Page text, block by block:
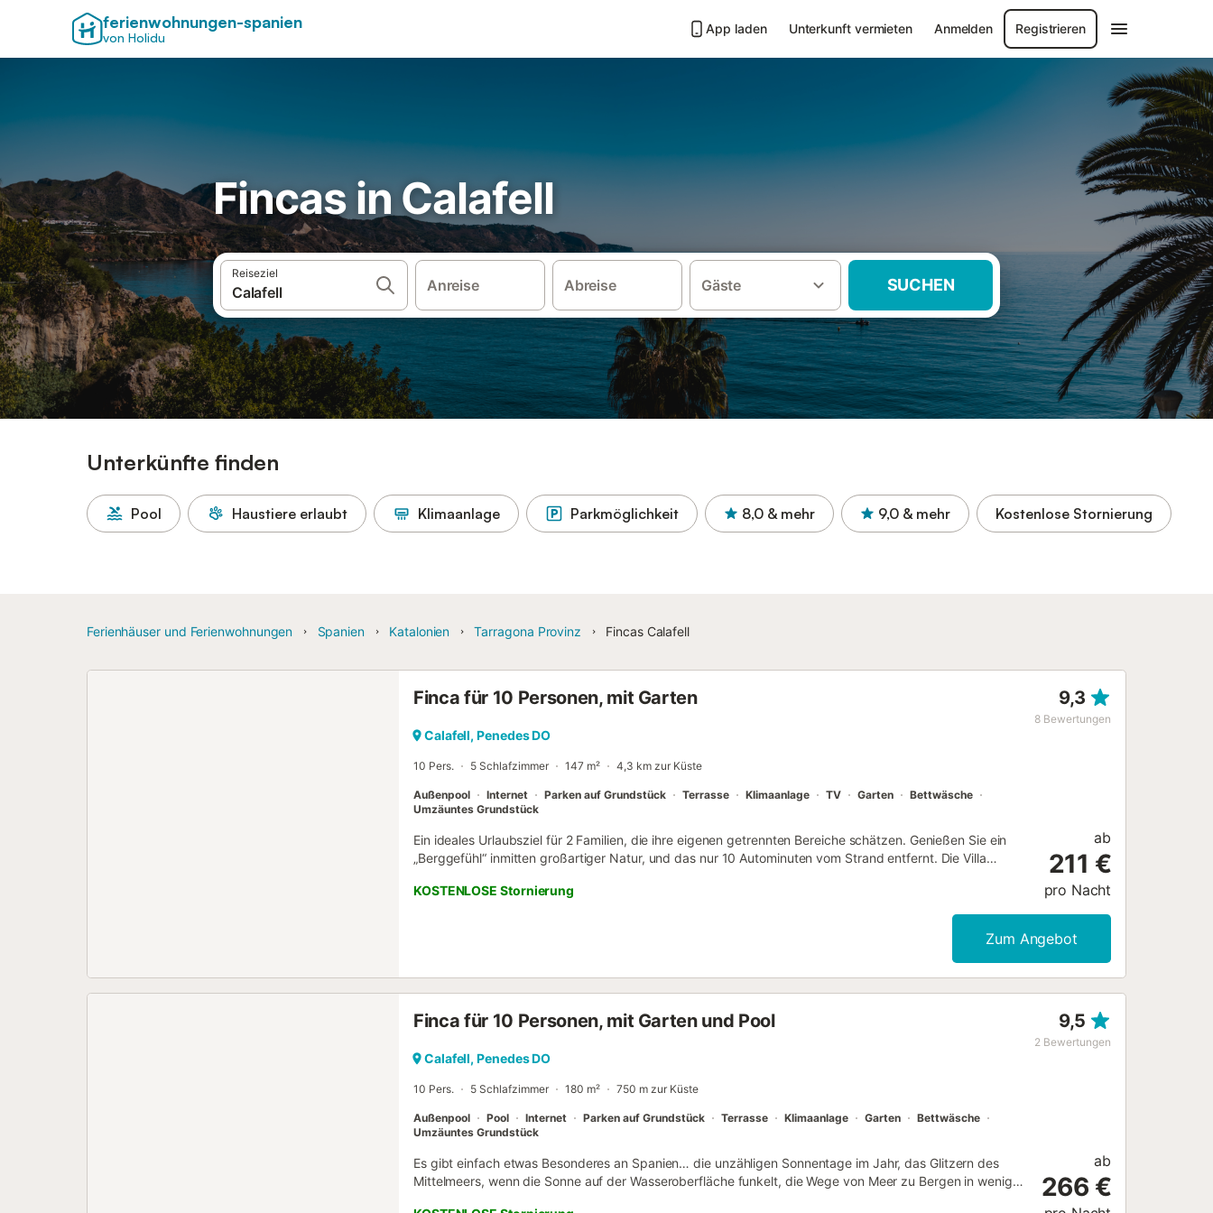
ferienwohnungen-spanien
von Holidu
App laden Unterkunft vermieten Anmelden Registrieren
Fincas in Calafell
Reiseziel
Anreise Abreise Gäste SUCHEN
Unterkünfte finden
Pool Haustiere erlaubt Klimaanlage Parkmöglichkeit 8,0 & mehr 9,0 & mehr Kostenlose Stornierung
Ferienhäuser und Ferienwohnungen Spanien Katalonien Tarragona Provinz Fincas Calafell
Finca für 10 Personen, mit Garten 9,3
8 Bewertungen
Calafell, Penedes DO
10 Pers. 5 Schlafzimmer 147 m² 4,3 km zur Küste
Außenpool Internet Parken auf Grundstück Terrasse Klimaanlage TV Garten
Bettwäsche
Umzäuntes Grundstück
Ein ideales Urlaubsziel für 2 Familien, die ihre eigenen getrennten Bereiche schätzen. Genießen Sie ein
„Berggefühl“ inmitten großartiger Natur, und das nur 10 Autominuten vom Strand entfernt. Die Villa
Erdgeschoss: Wohnzimmer, ein komplettes Badezimmer und 2 Schlafzimmer (eines mit Kingsize-Bett und
eines mit Doppelbett), mit einer Terrasse und einer Sommerküche. Obergeschoss: Wohnzimmer, ein
Einzelbetten), Küche und eine Terrasse mit herrlichem Blick auf die Landschaft. Das dritte Badezimmer
und die Dusche befinden sich im Garten. Diese praktische Aufteilung ermöglicht es Ihren Gästen, ihre
Costa Dorada wird Sie nicht enttäuschen! Entfernungen: Strand: 7,3 km Barcelona: 60 km Supermarkt: 5
———————————————————- Catalunya Casas ist spezialisiert auf handverlesene, exklusiv
Barcelona. Unsere Ferienhäuser liegen nah genug an touristischen „M...
KOSTENLOSE Stornierung
ab
211 €
pro Nacht
Zum Angebot
Finca für 10 Personen, mit Garten und Pool 9,5
2 Bewertungen
Calafell, Penedes DO
10 Pers. 5 Schlafzimmer 180 m² 750 m zur Küste
Außenpool Pool Internet Parken auf Grundstück Terrasse Klimaanlage Garten
Bettwäsche
Umzäuntes Grundstück
Es gibt einfach etwas Besonderes an Spanien… die unzähligen Sonnentage im Jahr, das Glitzern des
Mittelmeers, wenn die Sonne auf der Wasseroberfläche funkelt, die Wege von Meer zu Bergen in wenigen
ab
266 €